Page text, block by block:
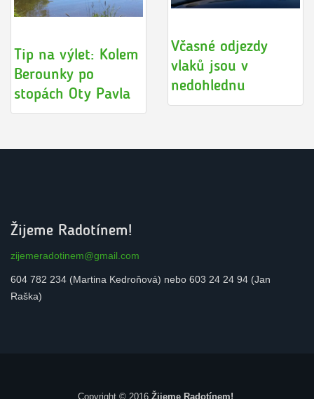
Tip na výlet: Kolem
Berounky po
stopách Oty Pavla
Včasné odjezdy
vlaků jsou v
nedohlednu
Žijeme Radotínem!
zijemeradotinem@gmail.com
604 782 234 (Martina Kedroňová) nebo 603 24 24 94 (Jan
Raška)
Copyright © 2016 Žijeme Radotínem!